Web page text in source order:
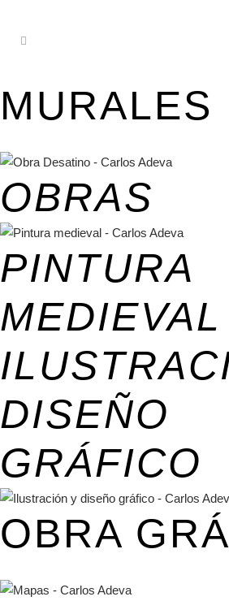
MURALES
OBRAS
PINTURA
MEDIEVAL
DISEÑO
GRÁFICO
OBRA